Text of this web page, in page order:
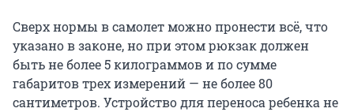
Сверх нормы в самолет можно пронести всё, что
указано в законе, но при этом рюкзак должен
быть не более 5 килограммов и по сумме
габаритов трех измерений — не более 80
сантиметров. Устройство для переноса ребенка не